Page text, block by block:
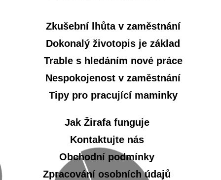
Zkušební lhůta v zaměstnání
Dokonalý životopis je základ
Trable s hledáním nové práce
Nespokojenost v zaměstnání
Tipy pro pracující maminky
Jak Žirafa funguje
Kontaktujte nás
Obchodní podmínky
Zpracování osobních údajů